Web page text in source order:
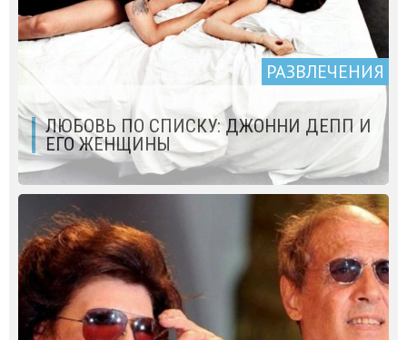
РАЗВЛЕЧЕНИЯ
ЛЮБОВЬ ПО СПИСКУ: ДЖОННИ ДЕПП И
ЕГО ЖЕНЩИНЫ